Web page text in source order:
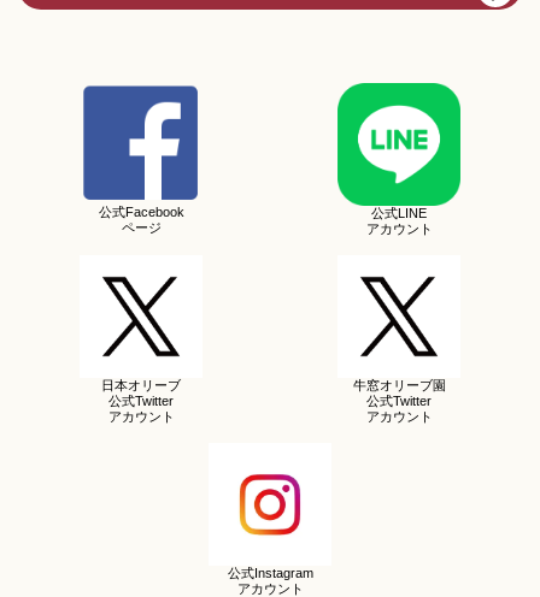
公式Facebook
ページ
公式LINE
アカウント
日本オリーブ
公式Twitter
アカウント
牛窓オリーブ園
公式Twitter
アカウント
公式Instagram
アカウント